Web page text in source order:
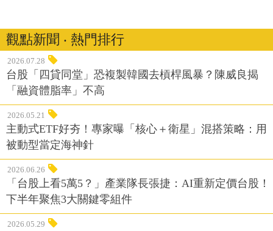
觀點新聞 ‧ 熱門排行
2026.07.28
台股「四貸同堂」恐複製韓國去槓桿風暴？陳威良揭
「融資體脂率」不高
2026.05.21
主動式ETF好夯！專家曝「核心＋衛星」混搭策略：用
被動型當定海神針
2026.06.26
「台股上看5萬5？」產業隊長張捷：AI重新定價台股！
下半年聚焦3大關鍵零組件
2026.05.29